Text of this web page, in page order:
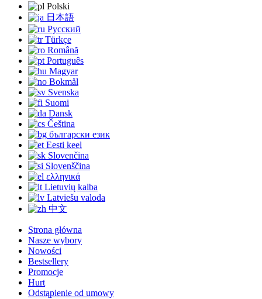
Polski
日本語
Русский
Türkçe
Română
Português
Magyar
Bokmål
Svenska
Suomi
Dansk
Čeština
български език
Eesti keel
Slovenčina
Slovenščina
ελληνικά
Lietuvių kalba
Latviešu valoda
中文
Strona główna
Nasze wybory
Nowości
Bestsellery
Promocje
Hurt
Odstąpienie od umowy